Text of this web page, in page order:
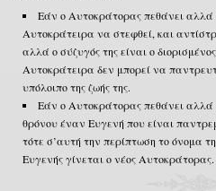
Εάν ο Αυτοκράτορας πεθάνει αλλά
Αυτοκράτειρα να στεφθεί, και
αλλά ο σύζυγός της είναι ο
Αυτοκράτειρα δεν μπορεί να
υπόλοιπο της ζωής της.
Εάν ο Αυτοκράτορας πεθάνει αλλά
θρόνου έναν Ευγενή που είναι
τότε σ’αυτή την περίπτωση το όνομα
Ευγενής γίνεται ο νέος Αυτοκράτορας.